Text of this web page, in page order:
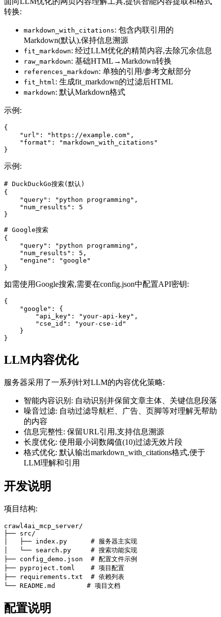
转换:
markdown_with_citations: 包含内联引用的
Markdown(默认),保持信息溯源
fit_markdown: 经过LLM优化的精简内容,去除冗余信息
raw_markdown: 基础HTML→Markdown转换
references_markdown: 单独的引用/参考文献部分
fit_html: 生成fit_markdown的过滤后HTML
markdown: 默认Markdown格式
示例:
{
    "url": "https://example.com",
    "format": "markdown_with_citations"
示例:
# DuckDuckGo搜索(默认)
{
    "query": "python programming",
    "num_results": 5
}
# Google搜索
{
    "query": "python programming",
    "num_results": 5,
    "engine": "google"
如需使用Google搜索,需要在config.json中配置API密钥:
{
    "google": {
        "api_key": "your-api-key",
        "cse_id": "your-cse-id"
    }
LLM内容优化
服务器采用了一系列针对LLM的内容优化策略:
智能内容识别: 自动识别并保留文章主体、关键信息段落
噪音过滤: 自动过滤导航栏、广告、页脚等对理解无帮助
的内容
信息完整性: 保留URL引用,支持信息溯源
长度优化: 使用最小词数阈值(10)过滤无效片段
格式优化: 默认输出markdown_with_citations格式,便于
LLM理解和引用
开发说明
项目结构:
crawl4ai_mcp_server/
├── src/
│   ├── index.py      # 服务器主实现
│   └── search.py     # 搜索功能实现
├── config_demo.json  # 配置文件示例
├── pyproject.toml    # 项目配置
├── requirements.txt  # 依赖列表
配置说明